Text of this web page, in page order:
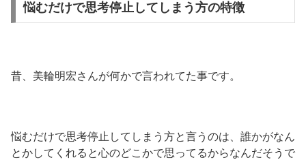
悩むだけで思考停止してしまう方の特徴
昔、美輪明宏さんが何かで言われてた事です。
悩むだけで思考停止してしまう方と言うのは、誰かがなん
とかしてくれると心のどこかで思ってるからなんだそうで